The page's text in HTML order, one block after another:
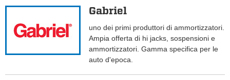
Gabriel
uno dei primi produttori di ammortizzatori.
Ampia offerta di hi jacks, sospensioni e
ammortizzatori. Gamma specifica per le
auto d'epoca.